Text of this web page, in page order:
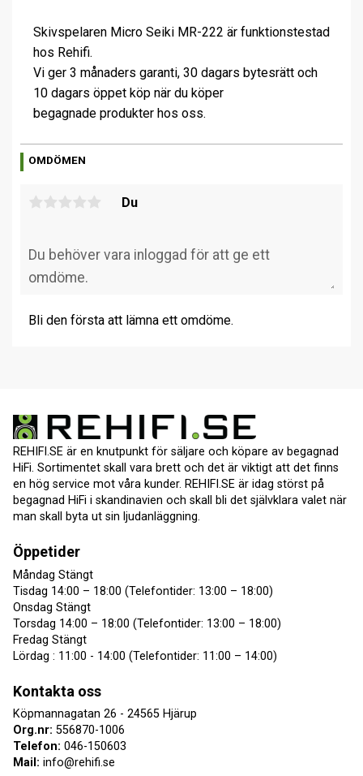
Skivspelaren Micro Seiki MR-222 är funktionstestad
hos Rehifi.
Vi ger 3 månaders garanti, 30 dagars bytesrätt och
10 dagars öppet köp när du köper
begagnade produkter hos oss.
OMDÖMEN
Du
Bli den första att lämna ett omdöme.
REHIFI.SE är en knutpunkt för säljare och köpare av begagnad
HiFi. Sortimentet skall vara brett och det är viktigt att det finns
en hög service mot våra kunder. REHIFI.SE är idag störst på
begagnad HiFi i skandinavien och skall bli det självklara valet när
man skall byta ut sin ljudanläggning.
Öppetider
Måndag Stängt
Tisdag 14:00 – 18:00 (Telefontider: 13:00 – 18:00)
Onsdag Stängt
Torsdag 14:00 – 18:00 (Telefontider: 13:00 – 18:00)
Fredag Stängt
Lördag : 11:00 - 14:00 (Telefontider: 11:00 – 14:00)
Kontakta oss
Köpmannagatan 26 - 24565 Hjärup
Org.nr: 556870-1006
Telefon: 046-150603
Mail: info@rehifi.se